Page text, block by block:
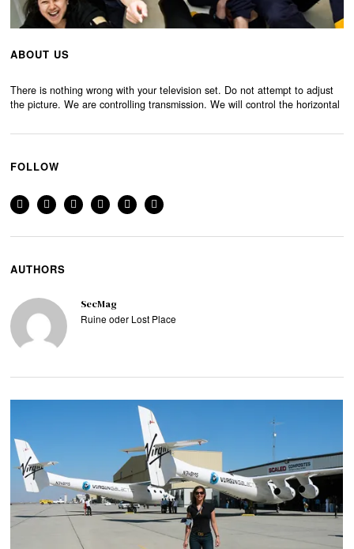
ABOUT US
There is nothing wrong with your television set. Do not attempt to adjust
the picture. We are controlling transmission. We will control the horizontal
FOLLOW
AUTHORS
SecMag
Ruine oder Lost Place